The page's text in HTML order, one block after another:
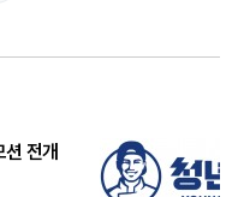
전개